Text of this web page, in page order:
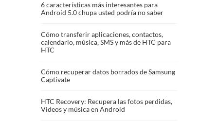
6 características más interesantes para
Android 5.0 chupa usted podría no saber
Cómo transferir aplicaciones, contactos,
calendario, música, SMS y más de HTC para
HTC
Cómo recuperar datos borrados de Samsung
Captivate
HTC Recovery: Recupera las fotos perdidas,
Videos y música en Android